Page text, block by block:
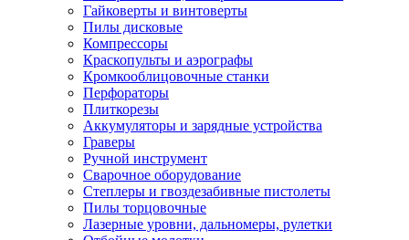
Гайковерты и винтоверты
Пилы дисковые
Компрессоры
Краскопульты и аэрографы
Кромкооблицовочные станки
Перфораторы
Плиткорезы
Аккумуляторы и зарядные устройства
Граверы
Ручной инструмент
Сварочное оборудование
Степлеры и гвоздезабивные пистолеты
Пилы торцовочные
Лазерные уровни, дальномеры, рулетки